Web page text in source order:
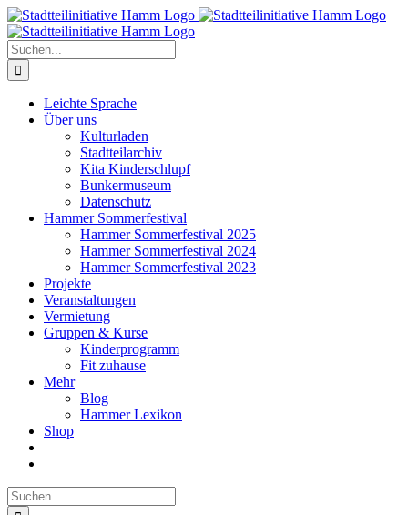
Zum
Inhalt
springen
Suche
nach:
Leichte Sprache
Über uns
Kulturladen
Stadtteilarchiv
Kita Kinderschlupf
Bunkermuseum
Datenschutz
Hammer Sommerfestival
Hammer Sommerfestival 2025
Hammer Sommerfestival 2024
Hammer Sommerfestival 2023
Projekte
Veranstaltungen
Vermietung
Gruppen & Kurse
Kinderprogramm
Fit zuhause
Mehr
Blog
Hammer Lexikon
Shop
Suche
nach: